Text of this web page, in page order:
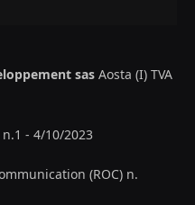
sas Aosta (I) TVA
- 4/10/2023
(ROC) n.